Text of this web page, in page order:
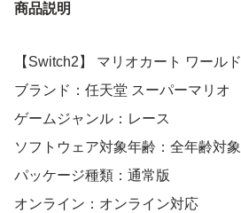
商品説明
【Switch2】 マリオカート ワールド
ブランド：任天堂 スーパーマリオ
ゲームジャンル：レース
ソフトウェア対象年齢：全年齢対象
パッケージ種類：通常版
オンライン：オンライン対応